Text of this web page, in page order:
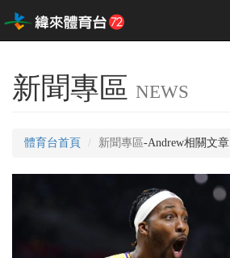
新聞專區 NEWS
體育台首頁 新聞專區-Andrew相關文章